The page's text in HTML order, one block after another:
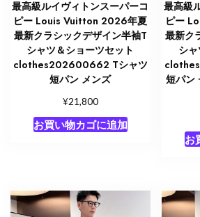
最高級ルイヴィトンスーパーコ
ピー Louis Vuitton 2026年夏
最新クラシックデザイン半袖T
シャツ＆ショーツセット
clothes202600662 Tシャツ
短パン メンズ
¥21,800
お買い物カゴに追加
最高級
ピー
最新ク
シ
短パン
お